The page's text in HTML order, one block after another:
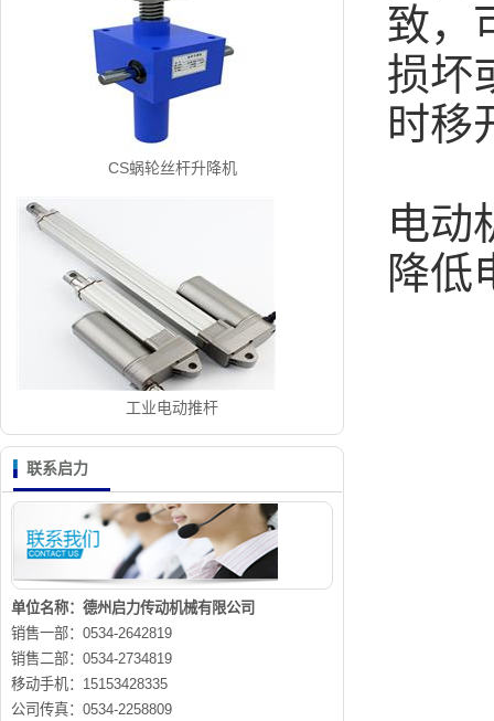
致，
损坏
时移
电动
降低
CS蜗轮丝杆升降机
工业电动推杆
联系启力
单位名称：德州启力传动机械有限公司
销售一部：0534-2642819
销售二部：0534-2734819
移动手机：15153428335
公司传真：0534-2258809